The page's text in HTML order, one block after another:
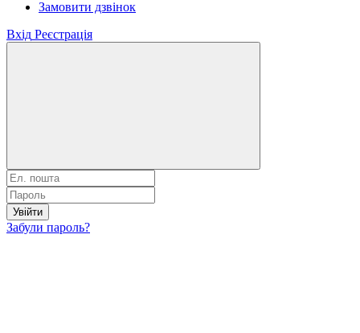
Замовити дзвінок
Вхід Реєстрація
Увійти
Забули пароль?